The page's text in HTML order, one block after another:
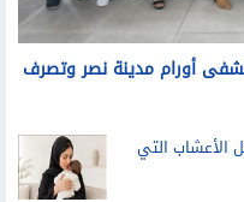
أورام مدينة نصر وتصرف
الأعشاب التي